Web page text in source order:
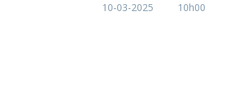
10-03-2025 10h00